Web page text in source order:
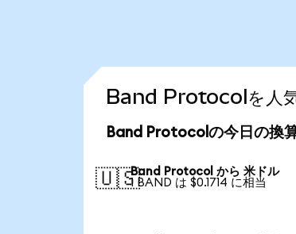
Band Protocolを人気
Band Protocolの今日の換
🇺🇸Band Protocol から 米ドル
1 BAND は $0.1714 に相当